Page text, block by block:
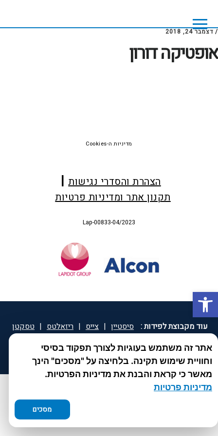
פתח סרגל נגישות
main
content
footer
/ דצמבר 24, 2018
אופטיקה דורון
הצהרת והסדרי נגישות
תקנון אתר ומדיניות פרטיות
Lap-00833-04/2023
מדיניות ה-Cookies
אתר זה משתמש בעוגיות לצורך תפקוד בסיסי
וחוויית שימוש תקינה. בלחיצה על "מסכים" הינך
מאשר כי קראת והבנת את מדיניות הפרטיות.
מדיניות פרטיות
מסכים
עוד מקבוצת לפידות : סיסטיין | צייס | ריזאלטס | טסקטן
| ספאטון | ספיד גרון | יוטיפרו פלוס | קוקידנט |
DROPsept ®